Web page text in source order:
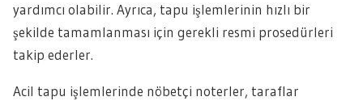
yardımcı olabilir. Ayrıca, tapu işlemlerinin hızlı bir
şekilde tamamlanması için gerekli resmi prosedürleri
takip ederler.
Acil tapu işlemlerinde nöbetçi noterler, taraflar